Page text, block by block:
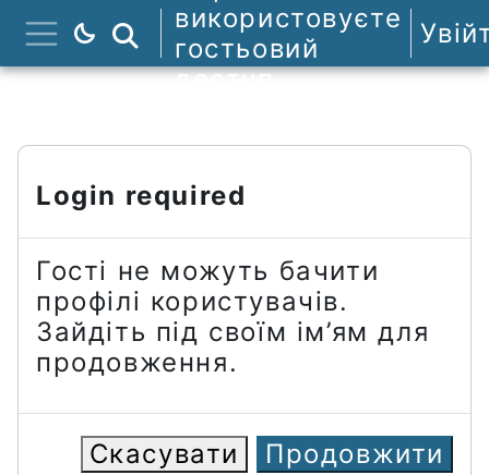
Перейти до головного вмісту
Бокова панель
Пошук курсів
використовуєте
гостьовий
доступ
Login required
Гості не можуть бачити
профілі користувачів.
Зайдіть під своїм ім’ям для
продовження.
Скасувати Продовжити